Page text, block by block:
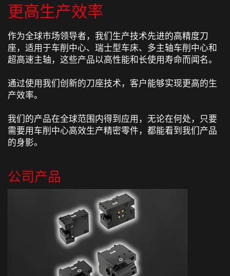
更高生产效率
作为全球市场领导者，我们生产技术先进的高精度刀
座，适用于车削中心、瑞士型车床、多主轴车削中心和
超高速主轴，这些产品以高性能和长使用寿命而闻名。
通过使用我们创新的刀座技术，客户能够实现更高的生
产效率。
我们的产品在全球范围内得到应用，无论在何处，只要
需要用车削中心高效生产精密零件，都能看到我们产品
的身影。
公司产品